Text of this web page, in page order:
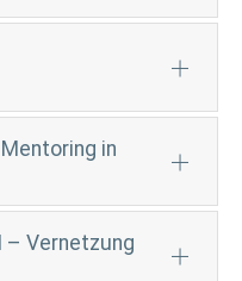
in
– Vernetzung